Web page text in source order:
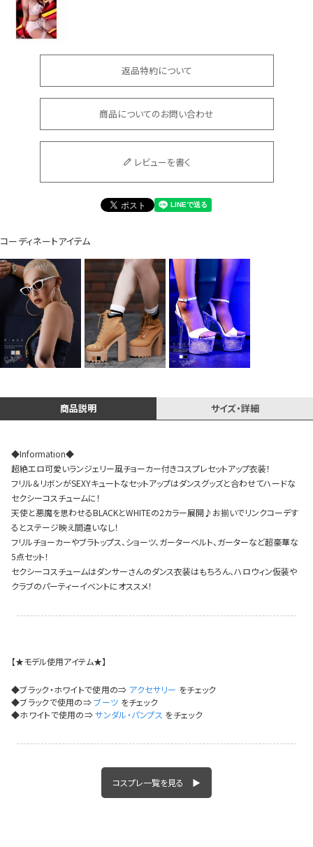
Instagram LIVE items
スタッフコーディネート
イベント一覧
返品特約について
商品についてのお問い合わせ
レビューを書く
コーディネートアイテム
商品説明 サイズ・詳細
◆Information◆
超絶エロ可愛いランジェリー風チョーカー付きコスプレセットアップ衣装！
フリル＆リボンがSEXYキュートなセットアップはダンスグッズと合わせてハードな
セクシーコスチュームに！
天使と悪魔を思わせるBLACKとWHITEの2カラー展開♪お揃いでリンクコーデす
るとステージ映え間違いなし！
フリルチョーカーやブラトップス、ショーツ、ガーターベルト、ガーターなど超豪華な
5点セット！
セクシーコスチュームはダンサーさんのダンス衣装はもちろん、ハロウィン仮装や
クラブのパーティーイベントにオススメ！
【★モデル使用アイテム★】
◆ブラック・ホワイトで使用の⇒ アクセサリー をチェック
◆ブラックで使用の⇒ブーツ をチェック
◆ホワイトで使用の⇒サンダル・パンプス をチェック
コスプレ一覧を見る ▶